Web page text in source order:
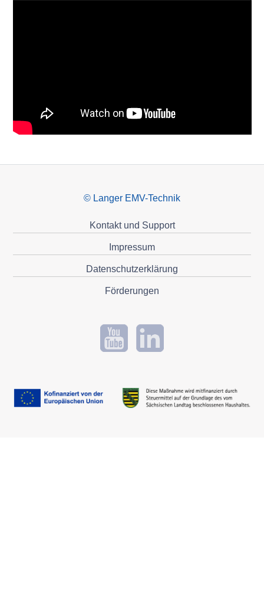
© Langer EMV-Technik
Kontakt und Support
Impressum
Datenschutzerklärung
Förderungen